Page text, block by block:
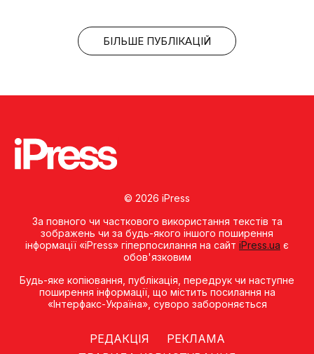
БІЛЬШЕ ПУБЛІКАЦІЙ
© 2026 iPress
За повного чи часткового використання текстів та
зображень чи за будь-якого іншого поширення
інформації «iPress» гіперпосилання на сайт iPress.ua є
обов'язковим
Будь-яке копiювання, публiкацiя, передрук чи наступне
поширення iнформацiї, що мiстить посилання на
«Iнтерфакс-Україна», суворо забороняється
РЕДАКЦІЯ
РЕКЛАМА